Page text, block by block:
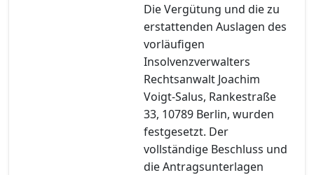
Die Vergütung und die zu
erstattenden Auslagen des
vorläufigen
Insolvenzverwalters
Rechtsanwalt Joachim
Voigt-Salus, Rankestraße
33, 10789 Berlin, wurden
festgesetzt. Der
vollständige Beschluss und
die Antragsunterlagen